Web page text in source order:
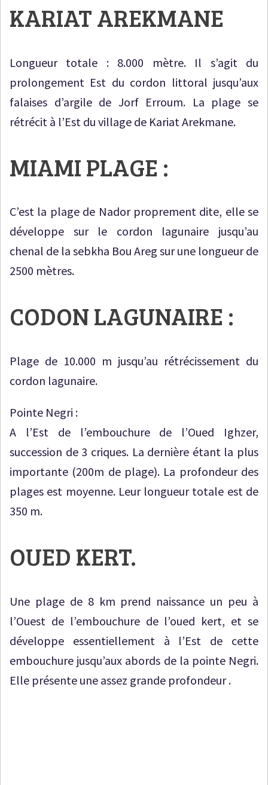
KARIAT AREKMANE
Longueur totale : 8.000 mètre. Il s’agit du
prolongement Est du cordon littoral jusqu’aux
falaises d’argile de Jorf Erroum. La plage se
rétrécit à l’Est du village de Kariat Arekmane.
MIAMI PLAGE :
C’est la plage de Nador proprement dite, elle se
développe sur le cordon lagunaire jusqu’au
chenal de la sebkha Bou Areg sur une longueur de
2500 mètres.
CODON LAGUNAIRE :
Plage de 10.000 m jusqu’au rétrécissement du
cordon lagunaire.
Pointe Negri :
A l’Est de l’embouchure de l’Oued Ighzer,
succession de 3 criques. La dernière étant la plus
importante (200m de plage). La profondeur des
plages est moyenne. Leur longueur totale est de
350 m.
OUED KERT.
Une plage de 8 km prend naissance un peu à
l’Ouest de l’embouchure de l’oued kert, et se
développe essentiellement à l’Est de cette
embouchure jusqu’aux abords de la pointe Negri.
Elle présente une assez grande profondeur .